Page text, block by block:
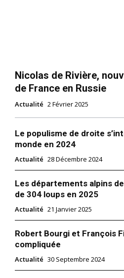
Nicolas de Rivière,
de France en Russie
Actualité 2 Février 2025
Le populisme de droite
monde en 2024
Actualité 28 Décembre 2024
Les départements alpins
de 304 loups en 2025
Actualité 21 Janvier 2025
Robert Bourgi et François
compliquée
Actualité 30 Septembre 2024